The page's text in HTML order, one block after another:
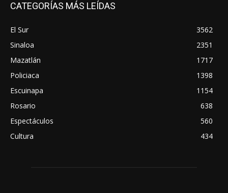
CATEGORÍAS MÁS LEÍDAS
El Sur
3562
Sinaloa
2351
Mazatlán
1717
Policiaca
1398
Escuinapa
1154
Rosario
638
Espectáculos
560
Cultura
434